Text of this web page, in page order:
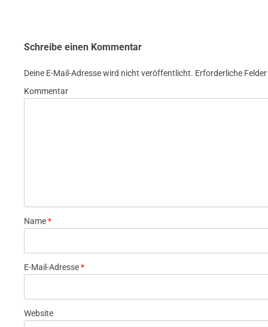
Schreibe einen Kommentar
Deine E-Mail-Adresse wird nicht veröffentlicht. Erforderliche
Kommentar
Name*
E-Mail-Adresse*
Website